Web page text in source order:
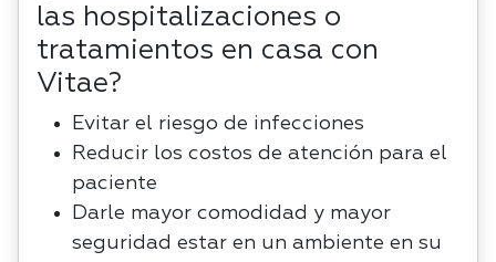
las hospitalizaciones o
tratamientos en casa con
Vitae?
Evitar el riesgo de infecciones
Reducir los costos de atención para el
paciente
Darle mayor comodidad y mayor
seguridad estar en un ambiente en su